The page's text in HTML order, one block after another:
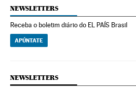
NEWSLETTERS
Receba o boletim diário do EL PAÍS Brasil
APÚNTATE
NEWSLETTERS